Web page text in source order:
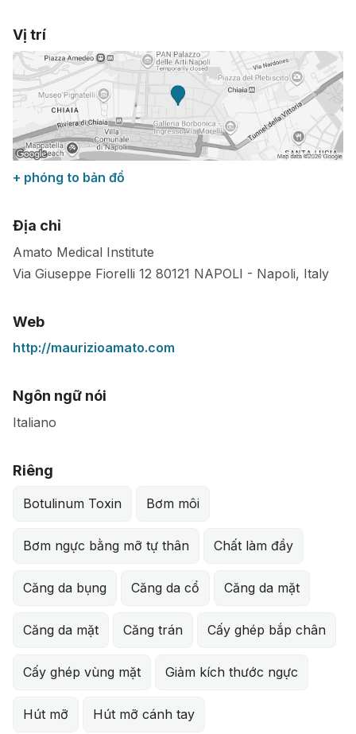
Vị trí
+ phóng to bản đồ
Địa chỉ
Amato Medical Institute
Via Giuseppe Fiorelli 12 80121 NAPOLI - Napoli, Italy
Web
http://maurizioamato.com
Ngôn ngữ nói
Italiano
Riêng
Botulinum Toxin Bơm môi
Bơm ngực bằng mỡ tự thân Chất làm đầy
Căng da bụng Căng da cổ Căng da mặt
Căng da mặt Căng trán Cấy ghép bắp chân
Cấy ghép vùng mặt Giảm kích thước ngực
Hút mỡ Hút mỡ cánh tay